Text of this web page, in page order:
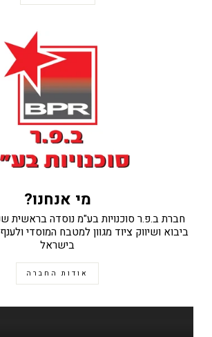
מי אנחנו?
ביבוא ושיווק ציוד מגוון למטבח המוסדי
בישראל
אודות החברה